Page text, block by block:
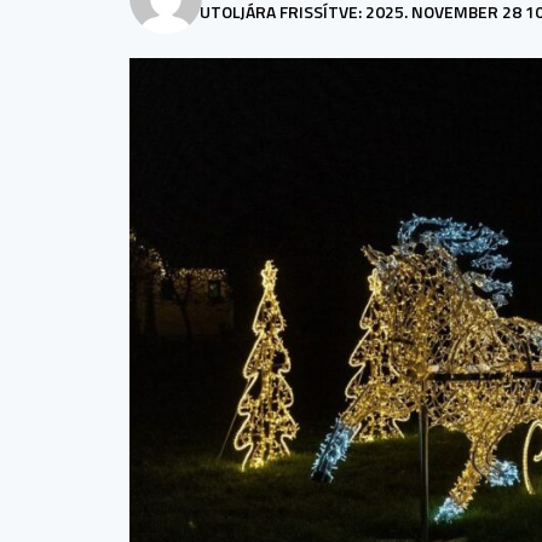
UTOLJÁRA FRISSÍTVE: 2025. NOVEMBER 28